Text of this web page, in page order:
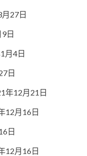
27日
日
月4日
日
年12月21日
12月16日
日
12月16日